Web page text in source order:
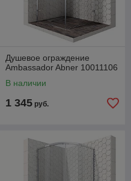
Душевое ограждение
Ambassador Abner 10011106
В наличии
1 345 руб.